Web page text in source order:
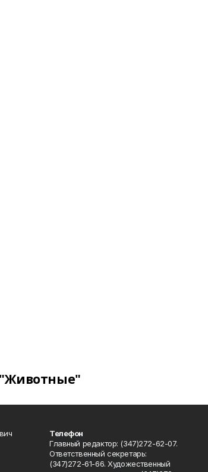
"Животные"
Телефон
Главный редактор: (347)272-62-07.
Ответственный секретарь:
(347)272-61-66. Художественный